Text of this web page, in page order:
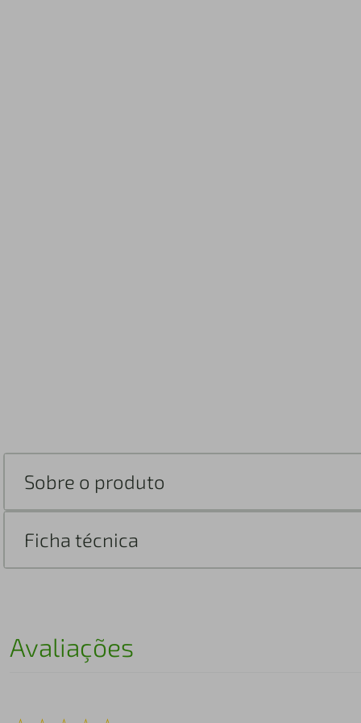
Sobre o produto
Ficha técnica
Avaliações